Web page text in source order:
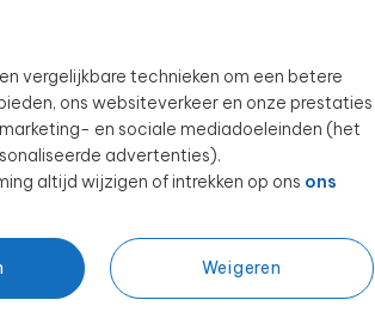
vergelijkbare technieken om een betere
ons websiteverkeer en onze prestaties
en sociale mediadoeleinden (het
advertenties).
altijd wijzigen of intrekken op ons ons
Weigeren